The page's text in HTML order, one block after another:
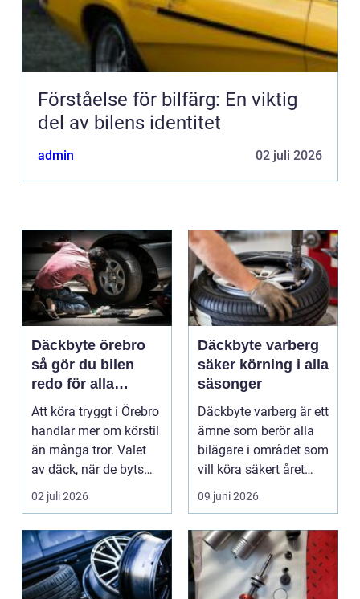
Förståelse för bilfärg: En viktig
del av bilens identitet
admin 02 juli 2026
Däckbyte örebro
så gör du bilen
redo för alla
årstider
Att köra tryggt i Örebro
handlar mer om körstil
än många tror. Valet
av däck, när de byts
och hur de...
02 juli 2026
Däckbyte varberg
säker körning i alla
säsonger
Däckbyte varberg är ett
ämne som berör alla
bilägare i området som
vill köra säkert året
om. När väd...
09 juni 2026